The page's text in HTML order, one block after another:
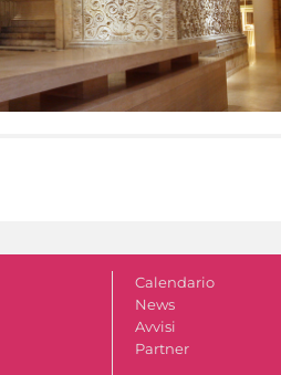
Calendario
News
Avvisi
Partner